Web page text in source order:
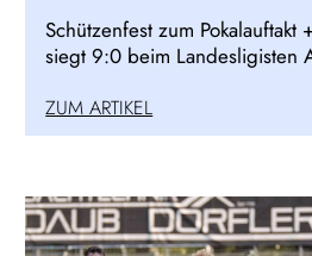
Schützenfest zum Pokalauftakt
siegt 9:0 beim Landesligisten
ZUM ARTIKEL